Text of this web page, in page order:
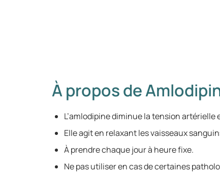
À propos de
L’amlodipine diminue la tension
Elle agit en relaxant les vaisseaux
À prendre chaque jour à heure fixe.
Ne pas utiliser en cas de certaines